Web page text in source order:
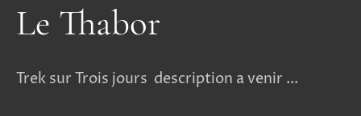
Le Thabor
Trek sur Trois jours description a venir ...